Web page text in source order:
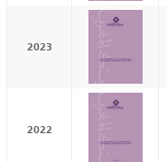
2023
2022